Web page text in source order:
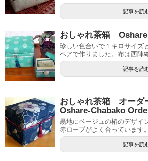
記事を読
おしゃれ茶箱 Oshare
珍しい色合いで１キロサイズ
ペアで作りました。布は西陣
記事を読
おしゃれ茶箱 オーダ
Oshare-Chabako
黒地にベージュの椿のデザイ
赤ロープがよく合っています。
記事を読